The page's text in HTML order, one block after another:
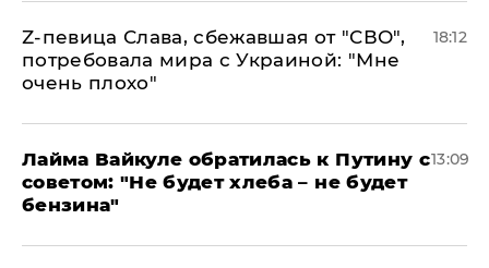
Z-певица Слава, сбежавшая от "СВО",
потребовала мира с Украиной: "Мне
очень плохо"
18:12
Лайма Вайкуле обратилась к Путину с
советом: "Не будет хлеба – не будет
бензина"
13:09